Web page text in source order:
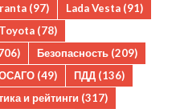
(97) Lada Vesta (91)
Toyota (78)
Безопасность (209)
(49) ПДД (136)
и рейтинги (317)